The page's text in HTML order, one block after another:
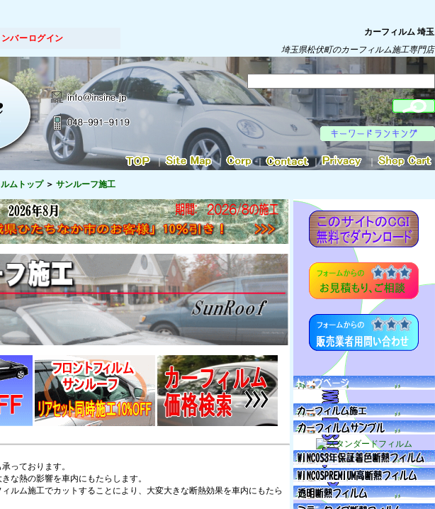
バーログイン
カーフィルム 埼玉
埼玉県松伏町のカーフィルム施工専門店
｜ ｜ ｜ ｜ ｜
ムトップ サンルーフ施工
っております。
な熱の影響を車内にもたらします。
ルム施工でカットすることにより、大変大きな断熱効果を車内にもたら